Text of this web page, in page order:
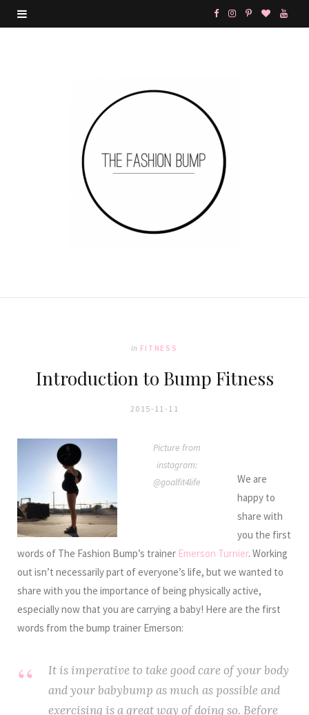
F
o
o
I P B Y
In FITNESS
Introduction to Bump Fitness
2015-11-11
Picture from
instagram:
@goalfit4life
We are
happy to
share with
you the first
words of The Fashion Bump’s trainer Emerson Turnier. Working
out isn’t necessarily part of everyone’s life, but we wanted to
share with you the importance of being physically active,
especially now that you are carrying a baby! Here are the first
words from the bump trainer Emerson:
It is imperative to take good care of your body
and your babybump as much as possible and
exercising is a great way of doing so. Before